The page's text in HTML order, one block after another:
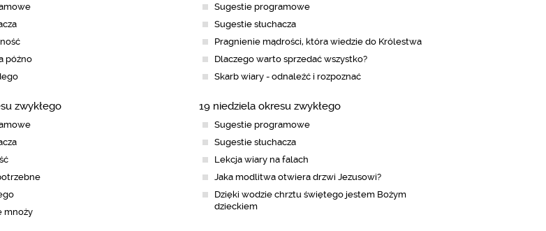
późno
Sugestie programowe
Sugestie słuchacza
Pragnienie mądrości, która wiedzie do Królestwa
Dlaczego warto sprzedać wszystko?
Skarb wiary - odnaleźć i rozpoznać
zwykłego
mnoży
19 niedziela okresu zwykłego
Sugestie programowe
Sugestie słuchacza
Lekcja wiary na falach
Jaka modlitwa otwiera drzwi Jezusowi?
Dzięki wodzie chrztu świętego jestem Bożym
dzieckiem